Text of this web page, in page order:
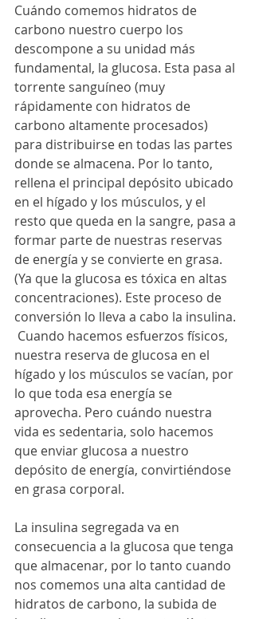
Cuándo comemos hidratos de
carbono nuestro cuerpo los
descompone a su unidad más
fundamental, la glucosa. Esta pasa al
torrente sanguíneo (muy
rápidamente con hidratos de
carbono altamente procesados)
para distribuirse en todas las partes
donde se almacena. Por lo tanto,
rellena el principal depósito ubicado
en el hígado y los músculos, y el
resto que queda en la sangre, pasa a
formar parte de nuestras reservas
de energía y se convierte en grasa.
(Ya que la glucosa es tóxica en altas
concentraciones). Este proceso de
conversión lo lleva a cabo la insulina.
Cuando hacemos esfuerzos físicos,
nuestra reserva de glucosa en el
hígado y los músculos se vacían, por
lo que toda esa energía se
aprovecha. Pero cuándo nuestra
vida es sedentaria, solo hacemos
que enviar glucosa a nuestro
depósito de energía, convirtiéndose
en grasa corporal.
La insulina segregada va en
consecuencia a la glucosa que tenga
que almacenar, por lo tanto cuando
nos comemos una alta cantidad de
hidratos de carbono, la subida de